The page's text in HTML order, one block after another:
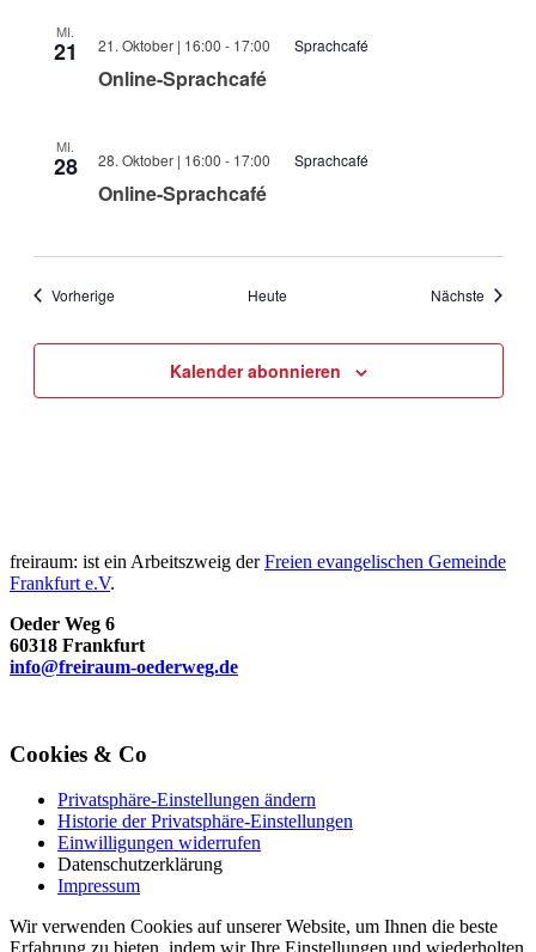
MI.
21
Online-Sprachcafé
21. Oktober | 16:00 - 17:00 Sprachcafé
MI.
28
Online-Sprachcafé
28. Oktober | 16:00 - 17:00 Sprachcafé
VorherigeVeranstaltungen Heute Nächste
Kalender abonnieren
freiraum: ist ein Arbeitszweig derFreien evangelischen Gemeinde
Frankfurt e.V.
Oeder Weg 6
60318 Frankfurt
info@freiraum-oederweg.de
Cookies & Co
Privatsphäre-Einstellungen ändern
Historie der Privatsphäre-Einstellungen
Einwilligungen widerrufen
Datenschutzerklärung
Impressum
Wir verwenden Cookies auf unserer Website, um Ihnen die beste